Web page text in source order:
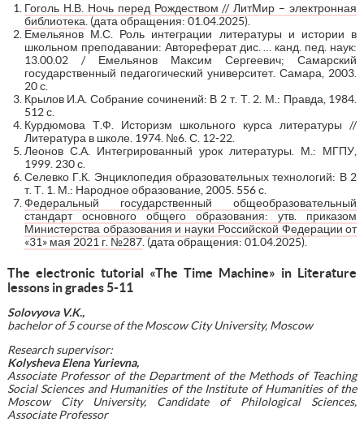
Гоголь Н.В. Ночь перед Рождеством // ЛитМир – электронная
библиотека . (дата обращения: 01.04.2025).
Емельянов М.С. Роль интеграции литературы и истории в
школьном преподавании: Автореферат дис. … канд. пед. наук:
13.00.02 / Емельянов Максим Сергеевич; Самарский
государственный педагогический университет. Самара, 2003.
20 с.
Крылов И.А. Собрание сочинений: В 2 т. Т. 2. М.: Правда, 1984.
512 с.
Курдюмова Т.Ф. Историзм школьного курса литературы //
Литература в школе. 1974. №6. С. 12-22.
Леонов С.А. Интегрированный урок литературы. М.: МГПУ,
1999. 230 с.
Селевко Г.К. Энциклопедия образовательных технологий: В 2
т. Т. 1. М.: Народное образование, 2005. 556 с.
Федеральный государственный общеобразовательный
стандарт основного общего образования: утв. приказом
Министерства образования и науки Российской Федерации от
«31» мая 2021 г. №287. (дата обращения: 01.04.2025).
The electronic tutorial «The Time Machine» in Literature
lessons in grades 5-11
Solovyova V.K.,
bachelor of 5 course of the Moscow City University, Moscow
Research supervisor:
Kolysheva Elena Yurievna,
Associate Professor of the Department of the Methods of Teaching
Social Sciences and Humanities of the Institute of Humanities of the
Moscow City University, Candidate of Philological Sciences,
Associate Professor